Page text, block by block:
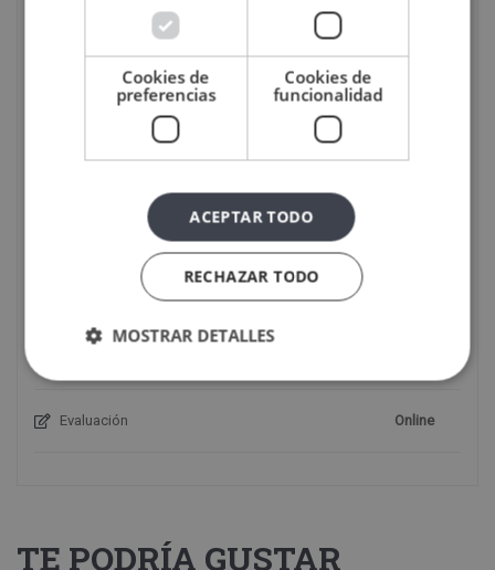
CARACTERÍSTICAS DEL CURSO
Modalidad
Único / A plazos
Evaluación Online
TE PODRÍA GUSTAR
Cookies de
preferencias
Cookies de
funcionalidad
ACEPTAR TODO
RECHAZAR TODO
MOSTRAR DETALLES